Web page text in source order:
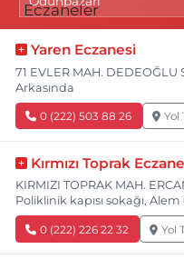
Yaren Eczanesi
71 EVLER MAH.
Arkasında
0 (222) 503 88 26 Yol
Kırmızı Toprak
KIRMIZI TOPRAK MAH.
Poliklinik kapısı sokağı, Alem
0 (222) 226 22 32 Yol